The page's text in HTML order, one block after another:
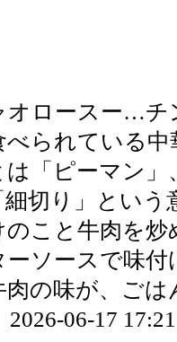
オロースー…チ
べられている
は「ピーマン
細切り」とい
のこと牛肉を
ーソースで味
肉の味が、ご
2026-06-17